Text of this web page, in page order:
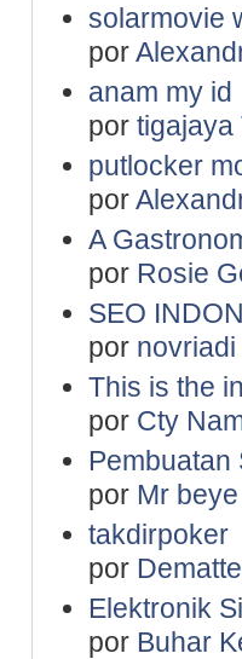
solarmovie
por
anam my id
por tigajaya
putlocker
por
A
por Rosie
SEO
por novriadi
This is the
por Cty
Pembuatan
por Mr
takdirpoker
por
Elektronik
por Buhar